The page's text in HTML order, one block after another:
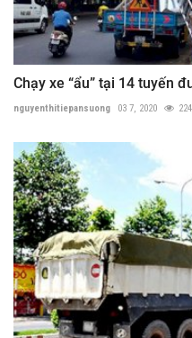
Chạy xe “ẩu” tại 14 tuyến
nguyenthitiepansuong 03 7, 2020